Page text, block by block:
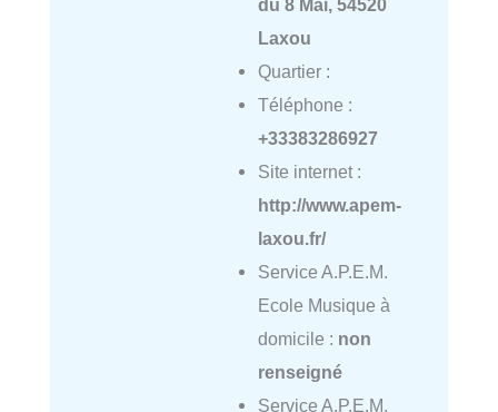
du 8 Mai, 54520
Laxou
Quartier :
Téléphone :
+33383286927
Site internet :
http://www.apem-
laxou.fr/
Service A.P.E.M.
Ecole Musique à
domicile : non
renseigné
Service A.P.E.M.